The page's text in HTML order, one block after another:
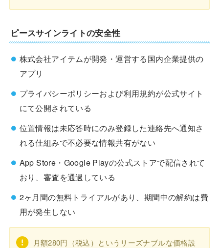
ピースサインライトの安全性
株式会社アイテムが開発・運営する国内企業提供の
アプリ
プライバシーポリシーおよび利用規約が公式サイト
にて公開されている
位置情報は未応答時にのみ登録した連絡先へ通知さ
れる仕組みで不必要な情報共有がない
App Store・Google Playの公式ストアで配信されて
おり、審査を通過している
2ヶ月間の無料トライアルがあり、期間中の解約は費
用が発生しない
月額280円（税込）というリーズナブルな価格設